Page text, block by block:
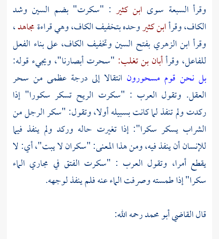
وقرأ السبعة سوى ابن كثير : "سكرت" بضم السين وشد
الكاف، وقرأابن كثيروحده بتخفيف الكاف، وهي قراءةمجاهد،
وقرأ ابن الزهريبفتح السين وتخفيف الكاف، على بناء الفعل
للفاعل، وقرأأبان بن تغلب: "سحرت أبصارنا"، ويجيء قوله:
بل نحن قوم مسحورون انتقالا إلى درجة عظمى من سحر
العقل. وتقول العرب : "سكرت الريح تسكر سكورا" إذا
ركدت ولم تنفذ لما كانت بسبيله أولا، وتقول: "سكر الرجل من
الشراب يسكر سكرا": إذا تغيرت حاله وركد ولم ينفذ فيما
للإنسان أن ينفذ فيه، ومن هذا المعنى: "سكران لا يبت"، أي: لا
يقطع أمرا، وتقول العرب : "سكرت الفتق في مجاري الماء
سكرا" إذا طمسته وصرفت الماء عنه فلم ينفذ لوجهه.
قالالقاضي أبو محمدرحمه الله: